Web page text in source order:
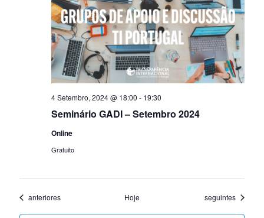
4 Setembro, 2024 @ 18:00 - 19:30
Seminário GADI – Setembro 2024
Online
Gratuito
Eventos
anteriores Hoje Eventos
seguintes